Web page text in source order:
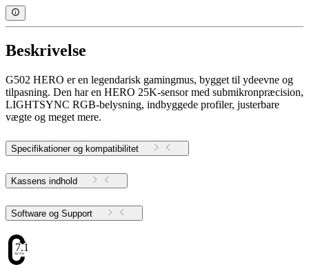
Beskrivelse
G502 HERO er en legendarisk gamingmus, bygget til ydeevne og
tilpasning. Den har en HERO 25K-sensor med submikronpræcision,
LIGHTSYNC RGB-belysning, indbyggede profiler, justerbare
vægte og meget mere.
Specifikationer og kompatibilitet
Kassens indhold
Software og Support
7.1